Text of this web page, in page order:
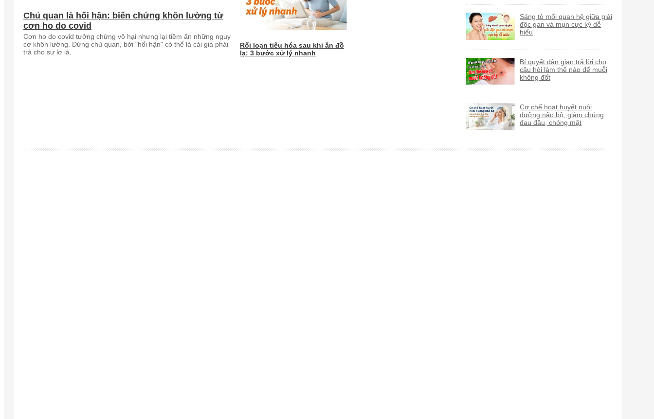
Chủ quan là hối hận: biến chứng khôn lường từ
cơn ho do covid
Cơn ho do covid tưởng chừng vô hại nhưng lại tiềm ẩn những nguy
cơ khôn lường. Đừng chủ quan, bởi "hối hận" có thể là cái giá phải
trả cho sự lơ là.
Rối loạn tiêu hóa sau khi ăn đồ
lạ: 3 bước xử lý nhanh
Sáng tỏ mối quan hệ giữa giải
độc gan và mụn cực kỳ dễ
hiểu
Bí quyết dân gian trả lời cho
câu hỏi làm thế nào để muỗi
không đốt
Cơ chế hoạt huyết nuôi
dưỡng não bộ, giảm chứng
đau đầu, chóng mặt